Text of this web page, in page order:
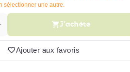
sélectionner une autre.
J'achète
Ajouter aux favoris